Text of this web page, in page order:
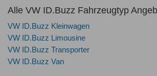
Alle VW ID.Buzz Fahrzeugtyp
VW ID.Buzz Kleinwagen
VW ID.Buzz Limousine
VW ID.Buzz Transporter
VW ID.Buzz Van